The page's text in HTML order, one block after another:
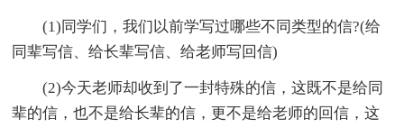
(1)同学们，我们以前学写过哪些不同类型的信?(给
同辈写信、给长辈写信、给老师写回信)
(2)今天老师却收到了一封特殊的信，这既不是给同
辈的信，也不是给长辈的信，更不是给老师的回信，这